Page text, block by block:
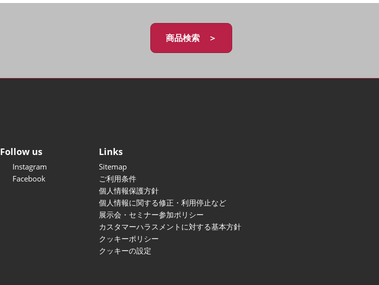
商品検索 ＞
Follow us
Instagram
Facebook
Links
Sitemap
ご利用条件
個人情報保護方針
個人情報に関する修正・利用停止など
展示会・セミナー参加ポリシー
カスタマーハラスメントに対する基本方針
クッキーポリシー
クッキーの設定